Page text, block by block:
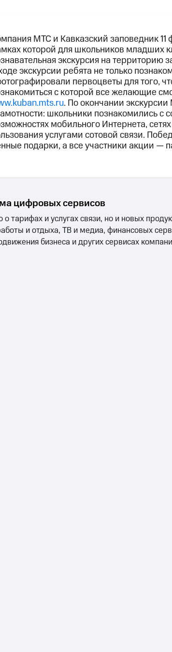
МТС и Кавказский заповедник
которой для школьников младших
экскурсия на территорию
экскурсии ребята не только
первоцветы для того,
с которой все желающие
. По окончании
школьники познакомились
мобильного Интернета,
услугами сотовой связи.
подарки, а все участники акции —
цифровых сервисов
о тарифах и услугах связи, но и новых
и отдыха, ТВ и медиа, финансовых
бизнеса и других сервисах